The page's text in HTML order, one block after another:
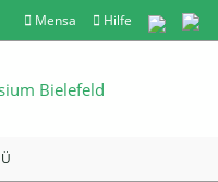
Mensa Hilfe